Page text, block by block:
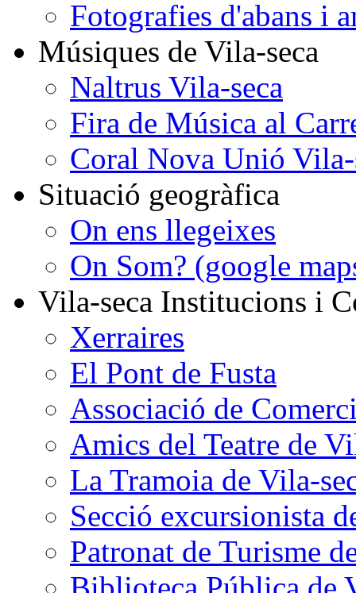
Fotografies d'abans i
Músiques de Vila-seca
Naltrus Vila-seca
Fira de Música al
Coral Nova Unió Vila-
Situació geogràfica
On ens llegeixes
On Som? (google
Vila-seca Institucions i
Xerraires
El Pont de Fusta
Associació de
Amics del Teatre de
La Tramoia de Vila-
Secció excursionista
Patronat de Turisme